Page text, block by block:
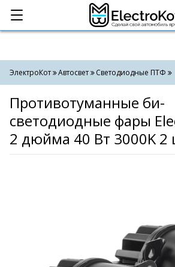
Категории Поиск
ЭлектроКот Автосвет Светодиодные ПТФ
Противотуманные би-
светодиодные фары
2 дюйма 40 Вт 3000K 2